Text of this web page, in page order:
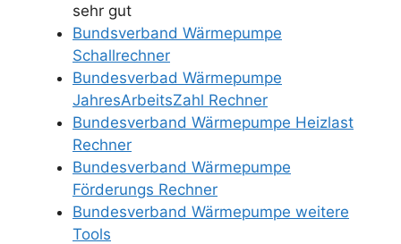
sehr gut
Bundsverband Wärmepumpe
Schallrechner
Bundesverbad Wärmepumpe
JahresArbeitsZahl Rechner
Bundesverband Wärmepumpe Heizlast
Rechner
Bundesverband Wärmepumpe
Förderungs Rechner
Bundesverband Wärmepumpe weitere
Tools